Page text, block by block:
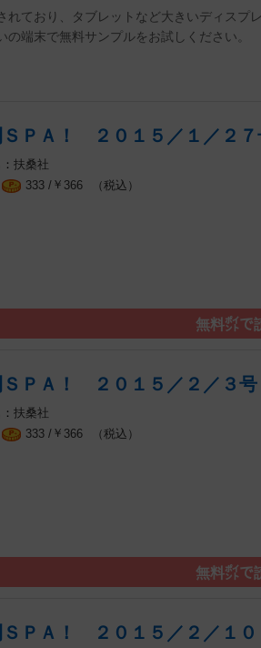
ており、タブレットなど大きいディスプ
端末で無料サンプルをお試しください。
ＳＰＡ！ ２０１５／１／２７
扶桑社
333 / ￥ 366 （税込）
無料㌽で
ＳＰＡ！ ２０１５／２／３号
扶桑社
333 / ￥ 366 （税込）
無料㌽で
ＰＡ！ ２０１５／２／１０